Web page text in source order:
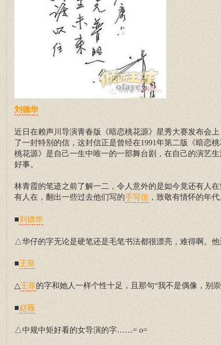
刘德华
近日在赖声川导演青春版《暗恋桃花源》星秀大赛发布会
了一封特别的信，这封信正是曾经在1991年第二版《暗恋
桃花源》是自己一生中唯一的一部舞台剧，在自己的演艺
好事。
林青霞的笔迹之前了解一二，令人意外的是如今竟还有人
有人在，翻出一些过去他们写的手写信 ，致敬有情怀的年
■刘德华
△华仔的字无论是硬笔还是毛笔书法都很漂亮，难得啊。
■王菲
△王菲的字和她人一样个性十足，且那句“我不是偶像，别
■赵薇
△中规中矩好看的女导演的字……= o=